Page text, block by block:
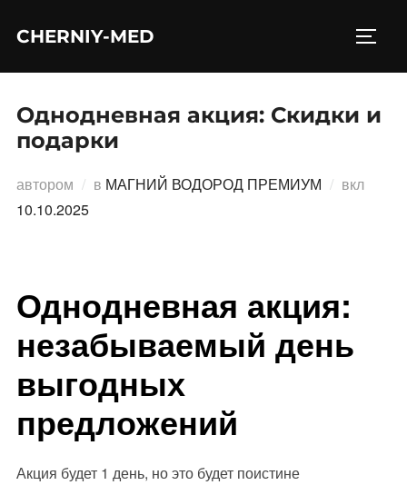
CHERNIY-MED
Однодневная акция: Скидки и
подарки
автором в МАГНИЙ ВОДОРОД ПРЕМИУМ вкл
10.10.2025
Однодневная акция:
незабываемый день
выгодных
предложений
Акция будет 1 день, но это будет поистине